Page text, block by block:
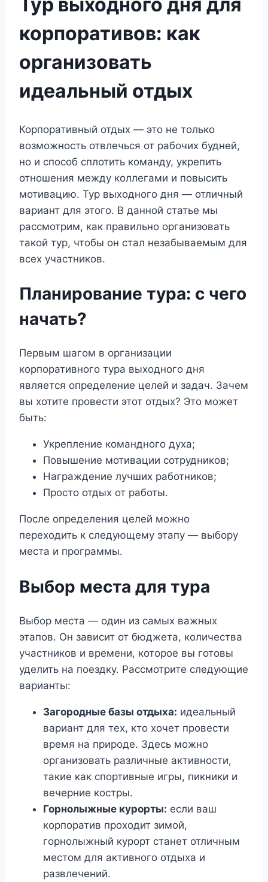
корпоративов: как
организовать
идеальный отдых
Корпоративный отдых — это не только
возможность отвлечься от рабочих будней,
но и способ сплотить команду, укрепить
отношения между коллегами и повысить
мотивацию. Тур выходного дня — отличный
вариант для этого. В данной статье мы
рассмотрим, как правильно организовать
такой тур, чтобы он стал незабываемым для
всех участников.
Планирование тура: с чего
начать?
Первым шагом в организации
корпоративного тура выходного дня
является определение целей и задач. Зачем
вы хотите провести этот отдых? Это может
быть:
Укрепление командного духа;
Повышение мотивации сотрудников;
Награждение лучших работников;
Просто отдых от работы.
После определения целей можно
переходить к следующему этапу — выбору
места и программы.
Выбор места для тура
Выбор места — один из самых важных
этапов. Он зависит от бюджета, количества
участников и времени, которое вы готовы
уделить на поездку. Рассмотрите следующие
варианты:
Загородные базы отдыха: идеальный
вариант для тех, кто хочет провести
время на природе. Здесь можно
организовать различные активности,
такие как спортивные игры, пикники и
вечерние костры.
Горнолыжные курорты: если ваш
корпоратив проходит зимой,
горнолыжный курорт станет отличным
местом для активного отдыха и
развлечений.